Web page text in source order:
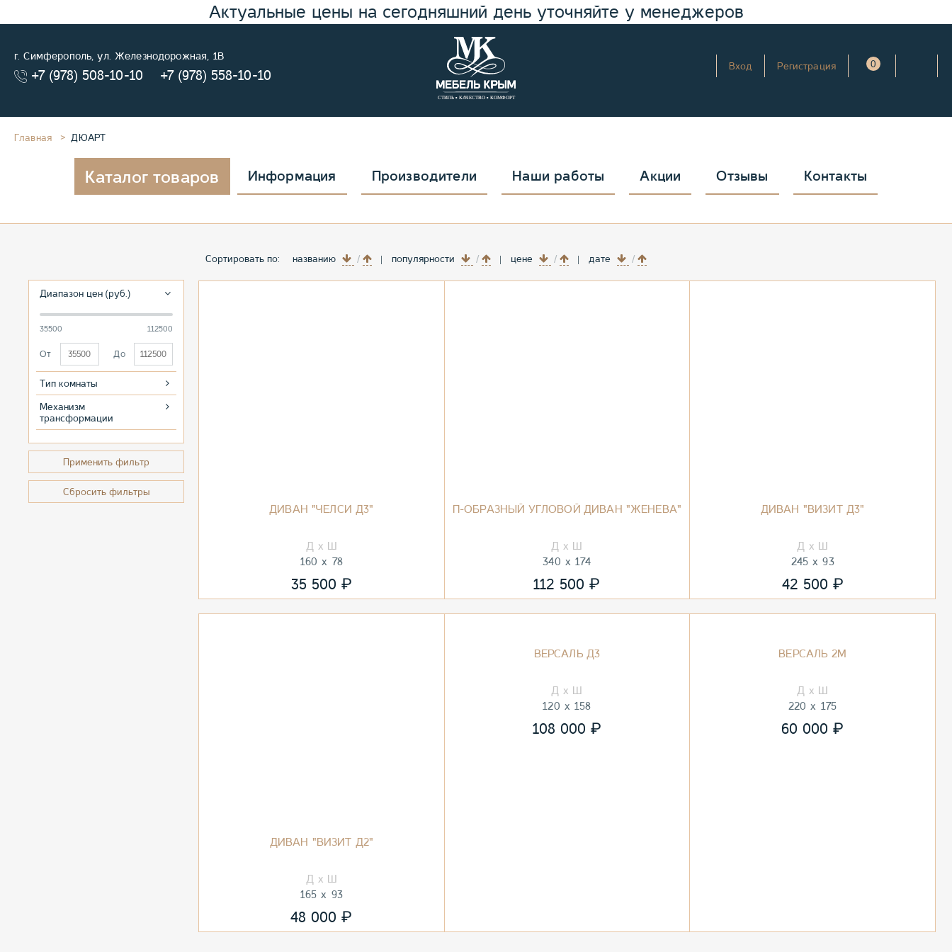
Актуальные цены на сегодняшний день уточняйте у менеджеров
г. Симферополь, ул. Железнодорожная, 1В
+7 (978) 508-10-10 +7 (978) 558-10-10
Вход Регистрация 0
Главная ДЮАРТ
Каталог товаров Информация Производители Наши работы Акции Отзывы Контакты
Диапазон цен (руб.)
35500 112500
От До
Тип комнаты
Механизм
трансформации
Применить фильтр
Сбросить фильтры
Сортировать по: названию популярности цене дате
ДИВАН "ЧЕЛСИ Д3"
160 78
35 500 ₽
П-ОБРАЗНЫЙ УГЛОВОЙ ДИВАН "ЖЕНЕВА"
340 174
112 500₽
ДИВАН "ВИЗИТ Д3"
245 93
42 500 ₽
ДИВАН "ВИЗИТ Д2"
165 93
48 000₽
ВЕРСАЛЬ Д3
120 158
108 000 ₽
ВЕРСАЛЬ 2М
220 175
60 000₽